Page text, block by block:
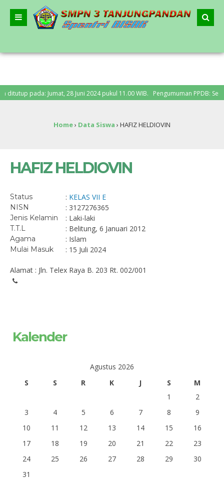
pada: Jumat, 28 Juni 2024 pukul 11.00 WIB. Pengumuman PPDB: Senin, 1
Home› Data Siswa › HAFIZ HELDIOVIN
HAFIZ HELDIOVIN
Status : KELAS VII E
NISN : 3127276365
Jenis Kelamin : Laki-laki
T.T.L : Belitung, 6 Januari 2012
Agama : Islam
Mulai Masuk : 15 Juli 2024
Alamat : Jln. Telex Raya B. 203 Rt. 002/001
Kalender
Agustus 2026
S
S R K J S
M
1
2
3
4 5 6 7 8
9
10
11 12 13 14 15
16
17
18 19 20 21 22
23
24
25 26 27 28 29
30
31